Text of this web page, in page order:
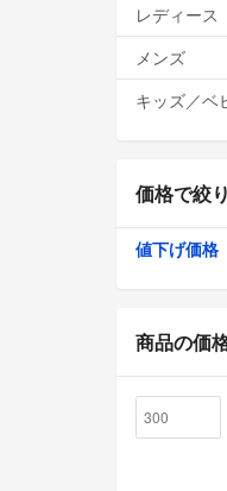
レディース
メンズ
キッズ／ベ
価格で絞
値下げ価格
商品の価